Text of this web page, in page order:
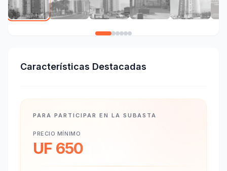
Características Destacadas
PARA PARTICIPAR EN LA SUBASTA
PRECIO MÍNIMO
UF 650